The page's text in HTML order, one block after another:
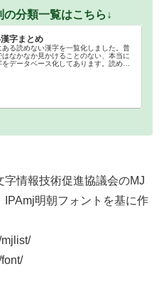
分類一覧はこちら↓
字まとめ
ある読めない漢字を一覧化しました。普
はなかなか見かけることのない、本当に
データベース化してあります。読めな
情報技術促進協議会のMJ
IPAmj明朝フォントを基に作
mjlist/